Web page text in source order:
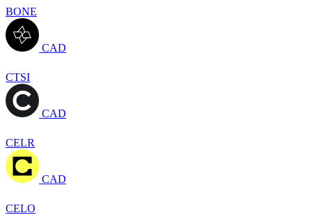
BONE
CAD
CTSI
CAD
CELR
CAD
CELO